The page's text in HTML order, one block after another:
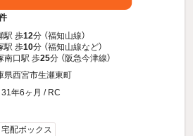
駅 歩12分 （福知山線）
駅 歩10分 （福知山線など）
南口駅 歩25分 （阪急今津線）
県西宮市生瀬東町
年6ヶ月 / RC
宅配ボックス